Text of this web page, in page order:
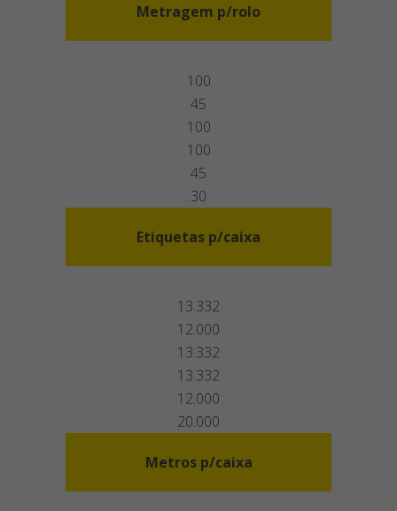
Metragem p/rolo
100
45
100
100
45
30
Etiquetas p/caixa
13.332
12.000
13.332
13.332
12.000
20.000
Metros p/caixa